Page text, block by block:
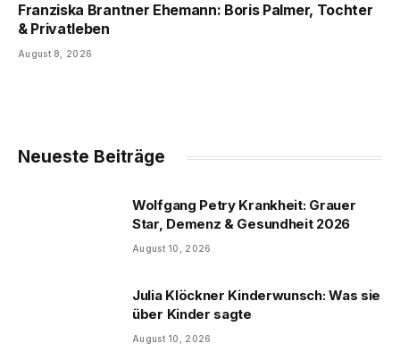
Franziska Brantner Ehemann: Boris Palmer, Tochter
& Privatleben
August 8, 2026
Neueste Beiträge
Wolfgang Petry Krankheit: Grauer
Star, Demenz & Gesundheit 2026
August 10, 2026
Julia Klöckner Kinderwunsch: Was sie
über Kinder sagte
August 10, 2026